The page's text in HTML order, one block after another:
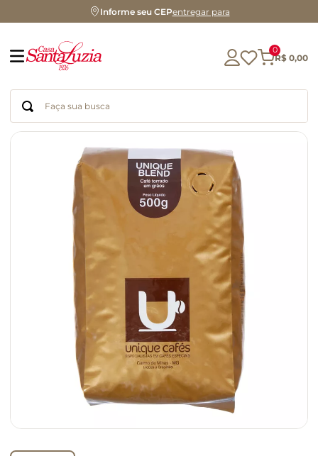
Informe seu CEPentregar para
0
R$ 0,00
Faça sua busca
Termos mais buscados